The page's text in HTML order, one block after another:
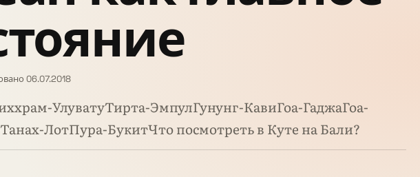
06.07.2018
УлуватуТирта-ЭмпулГунунг-КавиГоа-ГаджаГоа-
ЛотПура-БукитЧто посмотреть в Куте на Бали?